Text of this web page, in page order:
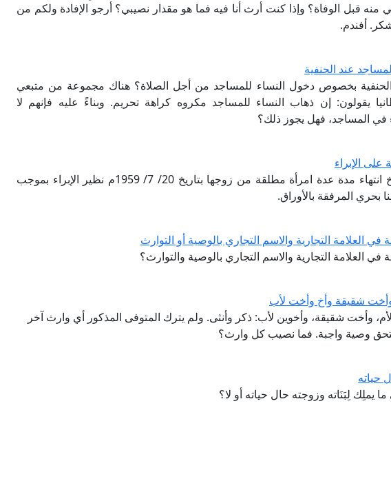
قبل الوفاة؟ وإذا كنت أرث أنا فيه فما هو مقدار نصيبي؟ أرجو الإفادة ولكم من
أفندم.
عند الحنفية
الحنفية بخصوص دخول النساء للمساجد من أجل الصلاة؟ هناك مجموعة من متبعي
يقولون: إن ذهاب النساء للمساجد مكروه كراهة تحريم. وبناءً عليه فإنهم لا
المساجد، فهل يجوز ذلك؟
على الإبراء
طلبت بلدية إسنا بيان تاريخ انتهاء مدة عدة امرأة مطلقة من زوجها بتاريخ 20/ 7/ 1959م نظير الإبراء بموجب
بحري المرفقة بالأوراق.
في العلامة التجارية والاسم التجاري بالوصية أو التوارث
في العلامة التجارية والاسم التجاري بالوصية والتوارث؟
شقيقة وأخ وأخت لأب
وأخت شقيقة، وأخوين لأب: ذكر وأنثى. ولم يترك المتوفى المذكور أي وارث آخر
وصية واجبة. فما نصيب كل وارث؟
حياته
يملِك لِبَنَاته وزوجته حال حياته أو لا؟